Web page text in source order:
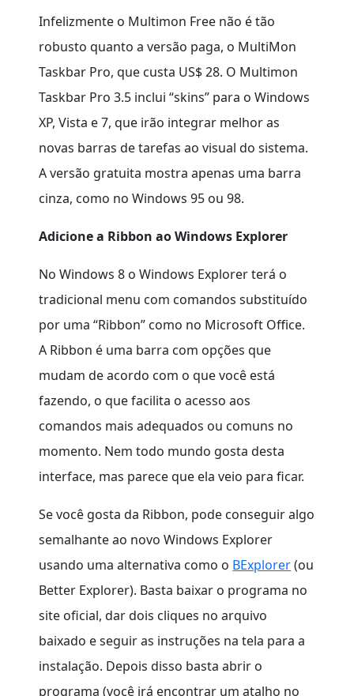
Infelizmente o Multimon Free não é tão
robusto quanto a versão paga, o MultiMon
Taskbar Pro, que custa US$ 28. O Multimon
Taskbar Pro 3.5 inclui “skins” para o Windows
XP, Vista e 7, que irão integrar melhor as
novas barras de tarefas ao visual do sistema.
A versão gratuita mostra apenas uma barra
cinza, como no Windows 95 ou 98.
Adicione a Ribbon ao Windows Explorer
No Windows 8 o Windows Explorer terá o
tradicional menu com comandos substituído
por uma “Ribbon” como no Microsoft Office.
A Ribbon é uma barra com opções que
mudam de acordo com o que você está
fazendo, o que facilita o acesso aos
comandos mais adequados ou comuns no
momento. Nem todo mundo gosta desta
interface, mas parece que ela veio para ficar.
Se você gosta da Ribbon, pode conseguir algo
semalhante ao novo Windows Explorer
usando uma alternativa como o BExplorer(ou
Better Explorer). Basta baixar o programa no
site oficial, dar dois cliques no arquivo
baixado e seguir as instruções na tela para a
instalação. Depois disso basta abrir o
programa (você irá encontrar um atalho no